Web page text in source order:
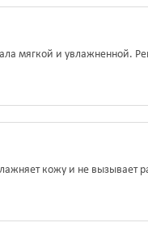
мягкой и увлажненной.
кожу и не вызывает